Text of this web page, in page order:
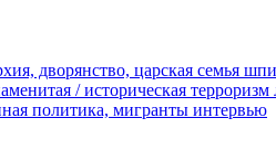
дворянство, царская семья
/ историческая терроризм
политика, мигранты интервью